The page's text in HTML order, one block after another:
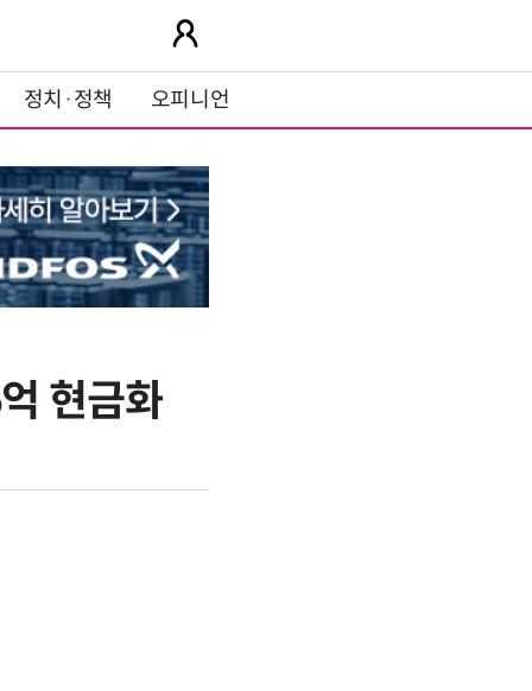
정치·정책 오피니언
현금화